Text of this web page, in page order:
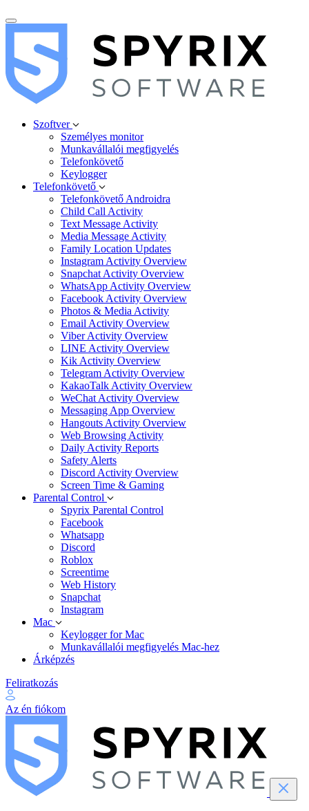
Szoftver
Személyes monitor
Munkavállalói megfigyelés
Telefonkövető
Keylogger
Telefonkövető
Telefonkövető Androidra
Child Call Activity
Text Message Activity
Media Message Activity
Family Location Updates
Instagram Activity Overview
Snapchat Activity Overview
WhatsApp Activity Overview
Facebook Activity Overview
Photos & Media Activity
Email Activity Overview
Viber Activity Overview
LINE Activity Overview
Kik Activity Overview
Telegram Activity Overview
KakaoTalk Activity Overview
WeChat Activity Overview
Messaging App Overview
Hangouts Activity Overview
Web Browsing Activity
Daily Activity Reports
Safety Alerts
Discord Activity Overview
Screen Time & Gaming
Parental Control
Spyrix Parental Control
Facebook
Whatsapp
Discord
Roblox
Screentime
Web History
Snapchat
Instagram
Mac
Keylogger for Mac
Munkavállalói megfigyelés Mac-hez
Árképzés
Feliratkozás
Az én fiókom